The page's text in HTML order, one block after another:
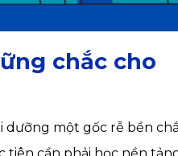
chắc cho
dưỡng một gốc rễ bền